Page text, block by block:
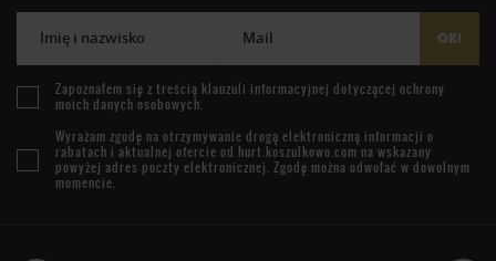
Imię i nazwisko Mail OK!
Zapoznałem się z treścią klauzuli informacyjnej dotyczącej ochrony
moich danych osobowych.
Wyrażam zgodę na otrzymywanie drogą elektroniczną informacji o
rabatach i aktualnej ofercie od hurt.koszulkowo.com na wskazany
powyżej adres poczty elektronicznej. Zgodę można odwołać w dowolnym
momencie.